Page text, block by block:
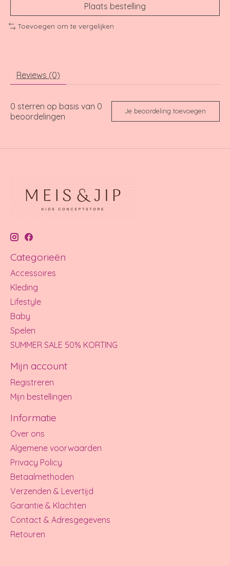
Plaats bestelling
Toevoegen om te vergelijken
Reviews (0)
0 sterren op basis van 0
beoordelingen
Je beoordeling toevoegen
Categorieën
Accessoires
Kleding
Lifestyle
Baby
Spelen
SUMMER SALE 50% KORTING
Mijn account
Registreren
Mijn bestellingen
Informatie
Over ons
Algemene voorwaarden
Privacy Policy
Betaalmethoden
Verzenden & Levertijd
Garantie & Klachten
Contact & Adresgegevens
Retouren